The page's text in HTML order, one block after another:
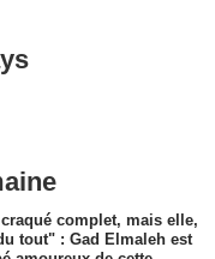
complet, mais elle,
tout" : Gad Elmaleh est